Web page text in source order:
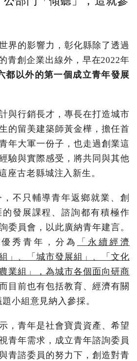
界的影響力，彰化縣除了透過
青創企業出線外，早在2022年
都以外的第一個成立青年發展
與行銷長才，專長在打造城市
的留美建築師黃金樺，擔任首
年大軍一份子，也走過創業這
驗與實際感受，將共同與其他
座古老縣城注入新生。
不只輔導青年返鄉就業、創
發展課程、諮詢都有積極作
委員會，以此廣納青年建言。
秀青年，分為
「永續經濟
」、「城市發展組」、「文化
業組」，為城市各個面向研商
而目前也有包括教育、經濟有關
小組意見納入參採。
，青年是社會寶貴資產、希望
青年需求，成立青年諮詢委員
青諮委員的努力下，創造對青